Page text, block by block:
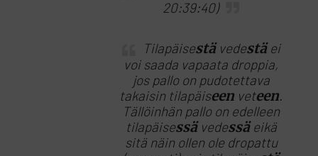
20:39:40)
Tilapäisestävedestäei
voi saada vapaata droppia,
jos pallo on pudotettava
takaisin tilapäiseen veteen.
Tällöinhän pallo on edelleen
tilapäisessävedessäeikä
sitä näin ollen ole dropattu